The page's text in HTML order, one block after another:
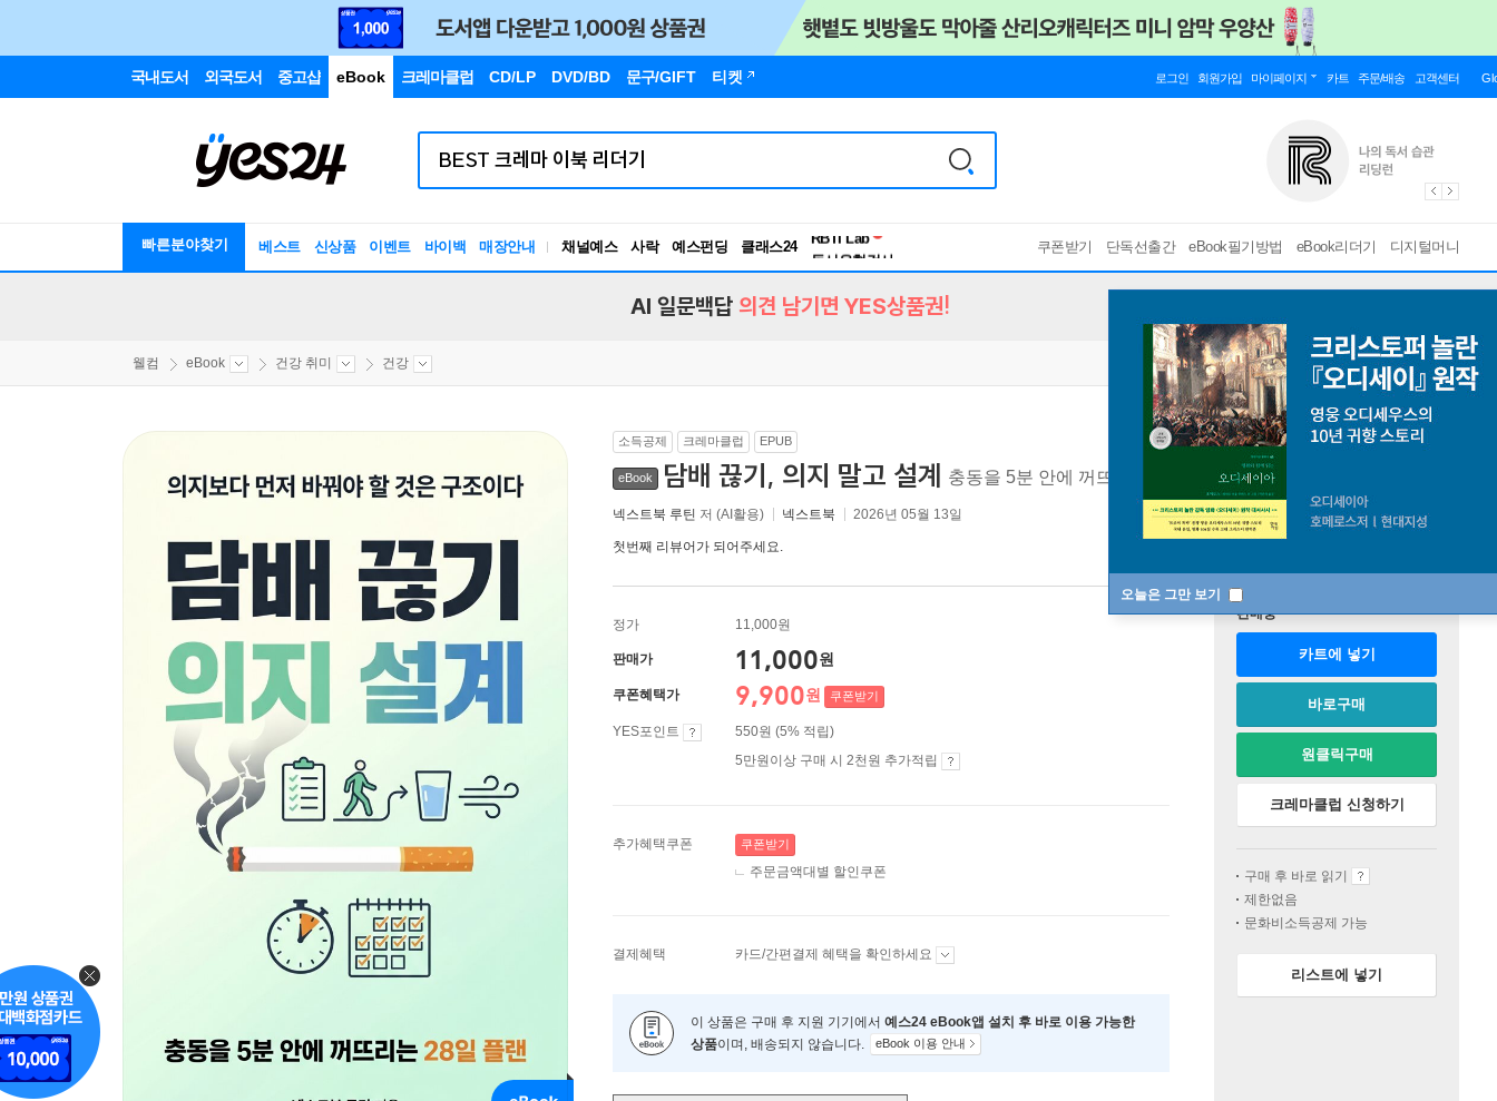
국내도서 외국도서 중고샵 eBook 크레마클럽 CD/LP DVD/BD 문구/GIFT 티켓 로그인 회원가입 마이페이지 카트 주문/배송 고객센터
빠른분야찾기 베스트 신상품 이벤트 바이백 매장안내 채널예스 사락 예스펀딩 클래스24
독서유형검사
RBTI Lab
쿠폰받기 단독선출간 eBook필기방법 eBook리더기 디지털머니
오늘은 그만 보기
AI 일문백답 의견 남기면 YES상품권!
웰컴 eBook 건강 취미 건강
소득공제 크레마클럽 EPUB
eBook 담배 끊기, 의지 말고 설계 충동을 5분 안에 꺼뜨리는 28일 플랜[ EPUB ]
넥스트북 루틴 저 (AI활용) 넥스트북 2026년 05월 13일
첫번째 리뷰어가 되어주세요.
정가 11,000원
판매가 11,000원
쿠폰혜택가 9,900원 쿠폰받기
YES포인트
550원 (5% 적립)
5만원이상 구매 시 2천원 추가적립
추가혜택쿠폰 쿠폰받기
주문금액대별 할인쿠폰
결제혜택 카드/간편결제 혜택을 확인하세요
이 상품은 구매 후 지원 기기에서 예스24 eBook앱 설치 후 바로 이용 가능한
상품이며, 배송되지 않습니다. eBook 이용 안내
판매중
카트에 넣기
바로구매
원클릭구매
크레마클럽 신청하기
구매 후 바로 읽기
제한없음
문화비소득공제 가능
리스트에 넣기